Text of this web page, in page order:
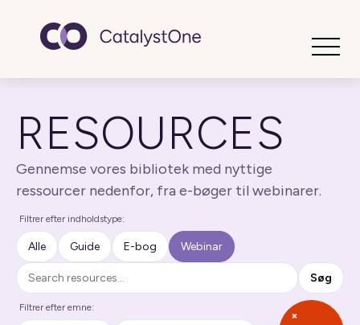
RESOURCES
Gennemse vores bibliotek med nyttige
ressourcer nedenfor, fra e-bøger til webinarer.
Filtrer efter indholdstype:
Alle Guide E-bog Webinar
Søg
Søg
Filtrer efter emne:
×